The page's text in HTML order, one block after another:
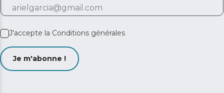
J'accepte la Conditions générales
Je m'abonne !